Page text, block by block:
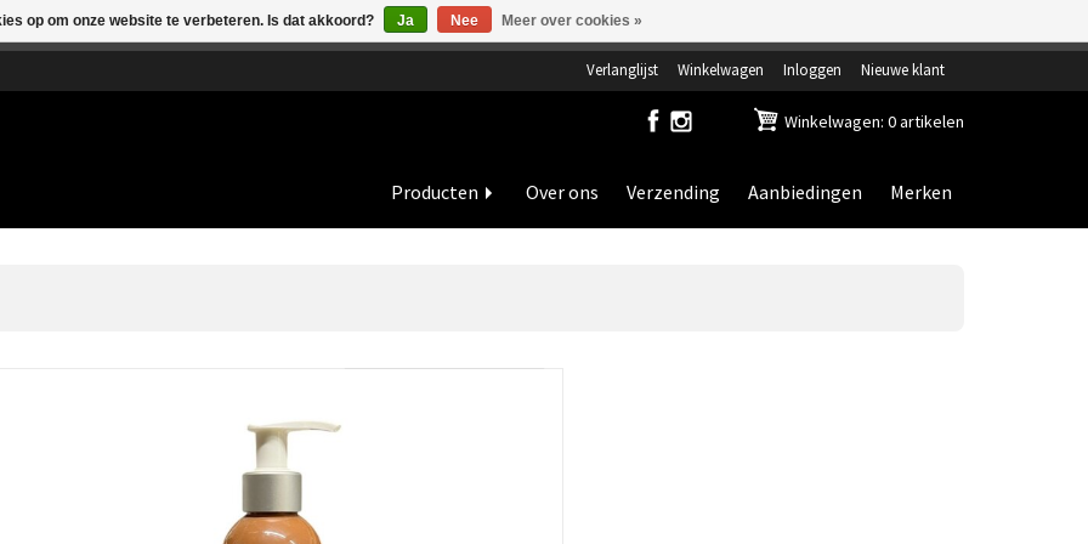
Verlanglijst Winkelwagen Inloggen Nieuwe klant
Winkelwagen: 0 artikelen
Producten Over ons Verzending Aanbiedingen Merken
op om onze website te verbeteren. Is dat akkoord? Ja Nee Meer over cookies »
vakantieperiode zijn wij in juli en augustus op dinsdag en woensdag gesloten.